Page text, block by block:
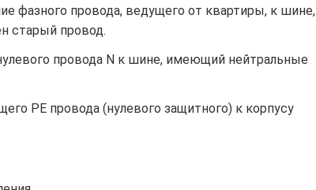
фазного провода, ведущего от квартиры, к шине,
старый провод.
провода N к шине, имеющий нейтральные
РЕ провода (нулевого защитного) к корпусу